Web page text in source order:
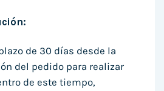
de 30 días desde la
del pedido para realizar
de este tiempo,